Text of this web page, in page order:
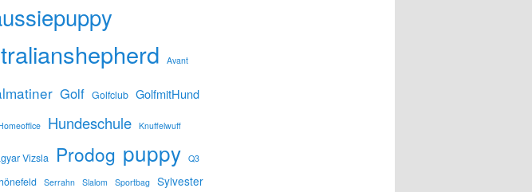
Avant
Golf Golfclub GolfmitHund
Hundeschule Knuffelwuff
Vizsla Prodog puppy Q3
Serrahn Slalom Sportbag Sylvester